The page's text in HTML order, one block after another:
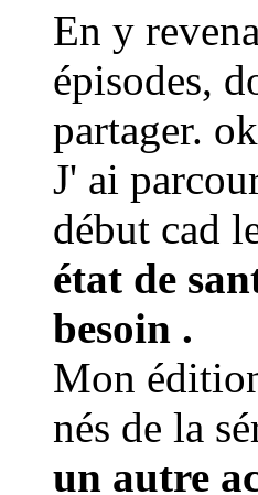
En y
épisodes,
partager.
J' ai
début cad
état de
besoin .
Mon
nés de la
un autre